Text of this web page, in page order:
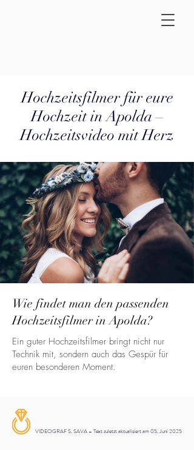
Hochzeitsfilmer für eure
Hochzeit in Apolda –
Hochzeitsvideo mit Herz
Wie findet man den passenden
Hochzeitsfilmer in Apolda?
Ein guter Hochzeitsfilmer bringt nicht nur
Technik mit, sondern auch das Gespür für
euren besonderen Moment.
VIDEOGRAF S. SAVA – Text zuletzt aktualisiert am 05. Juni 2025